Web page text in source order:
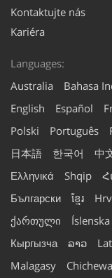
Kontaktujte nás
Kariéra
Languages:
Australia
Bahasa
English
Español
Polski
Português
日本語
한국어 中
Ελληνικά
Shqip
Български
ខ្មែរ
ქართული
Íslenska
Кыргызча
ລາວ
Malagasy
Chichewa